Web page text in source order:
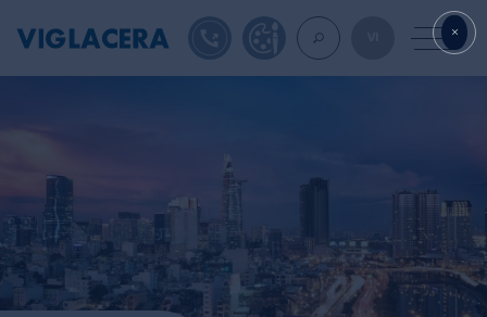
TILES
1900561582DESIGN TOOL